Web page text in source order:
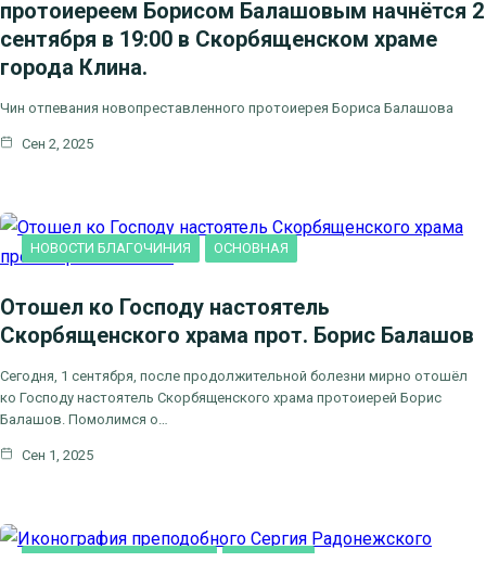
протоиереем Борисом Балашовым начнётся 2
сентября в 19:00 в Скорбященском храме
города Клина.
Чин отпевания новопреставленного протоиерея Бориса Балашова
Сен 2, 2025
НОВОСТИ БЛАГОЧИНИЯ ОСНОВНАЯ
Отошел ко Господу настоятель
Скорбященского храма прот. Борис Балашов
Сегодня, 1 сентября, после продолжительной болезни мирно отошёл
ко Господу настоятель Скорбященского храма протоиерей Борис
Балашов. Помолимся о…
Сен 1, 2025